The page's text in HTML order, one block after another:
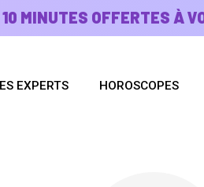
10 MINUTES OFFERTES À
EXPERTS HOROSCOPES